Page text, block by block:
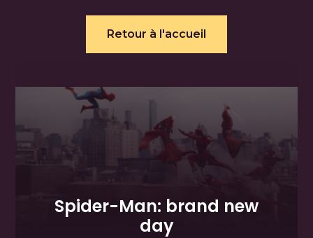
Retour à l'accueil
Spider-Man: brand new
day